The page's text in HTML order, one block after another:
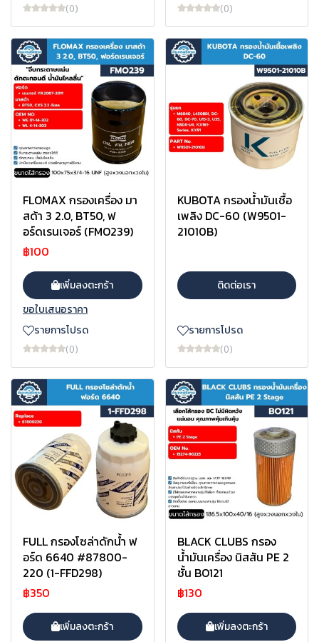
(0) (0)
FLOMAX กรองเครื่อง มา
สด้า 3 2.0, BT50, ฟ
อร์ดเรนเจอร์ (FMO239)
฿100
เพิ่มลงตะกร้า
ขอใบเสนอราคา
รายการโปรด
(0)
KUBOTA กรองน้ำมันเชื้อ
เพลิง DC-60 (W9501-
21010B)
ติดต่อเรา
รายการโปรด
(0)
FULL กรองโซล่าดักน้ำ ฟ
อร์ด 6640 #87800-
220 (1-FFD298)
฿350
เพิ่มลงตะกร้า
BLACK CLUBS กรอง
น้ำมันเครื่อง นิสสัน PE 2
ชั้น BO121
฿130
เพิ่มลงตะกร้า